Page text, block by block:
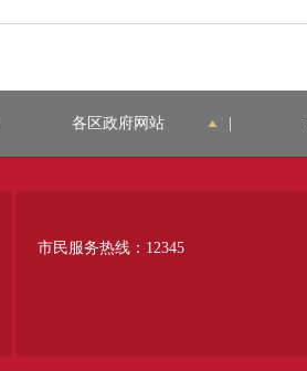
各区政府网站
市民服务热线：12345